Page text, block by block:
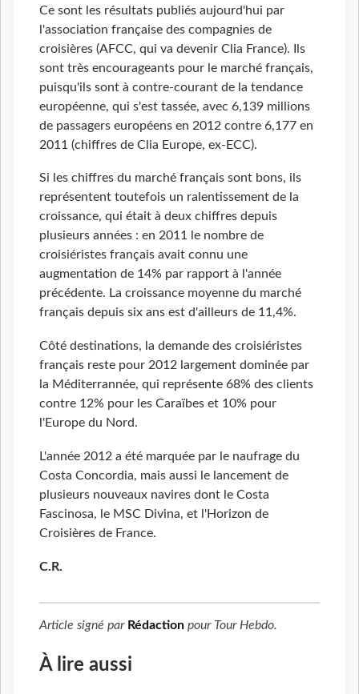
Ce sont les résultats publiés aujourd'hui par
l'association française des compagnies de
croisières (AFCC, qui va devenir Clia France). Ils
sont très encourageants pour le marché français,
puisqu'ils sont à contre-courant de la tendance
européenne, qui s'est tassée, avec 6,139 millions
de passagers européens en 2012 contre 6,177 en
2011 (chiffres de Clia Europe, ex-ECC).
Si les chiffres du marché français sont bons, ils
représentent toutefois un ralentissement de la
croissance, qui était à deux chiffres depuis
plusieurs années : en 2011 le nombre de
croisiéristes français avait connu une
augmentation de 14% par rapport à l'année
précédente. La croissance moyenne du marché
français depuis six ans est d'ailleurs de 11,4%.
Côté destinations, la demande des croisiéristes
français reste pour 2012 largement dominée par
la Méditerrannée, qui représente 68% des clients
contre 12% pour les Caraïbes et 10% pour
l'Europe du Nord.
L'année 2012 a été marquée par le naufrage du
Costa Concordia, mais aussi le lancement de
plusieurs nouveaux navires dont le Costa
Fascinosa, le MSC Divina, et l'Horizon de
Croisières de France.
C.R.
Article signé par Rédaction pour Tour Hebdo.
À lire aussi